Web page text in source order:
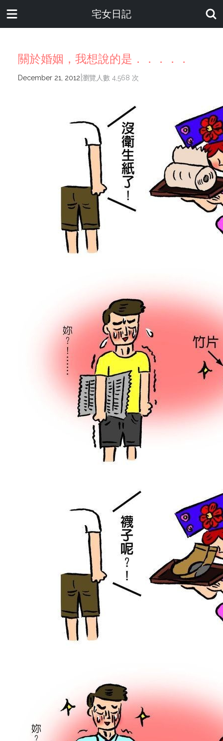
宅女日記
關於婚姻，我想說的是．．．．．
December 21, 2012 瀏覽人數 4,568 次